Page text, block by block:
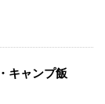
キャンプ飯